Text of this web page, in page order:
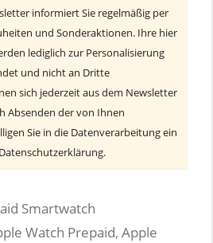
informiert Sie regelmäßig per
und Sonderaktionen. Ihre hier
lediglich zur Personalisierung
und nicht an Dritte
sich jederzeit aus dem Newsletter
Absenden der von Ihnen
Sie in die Datenverarbeitung ein
Smartwatch
Watch Prepaid,Apple